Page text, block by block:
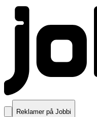
Reklamer på Jobbi